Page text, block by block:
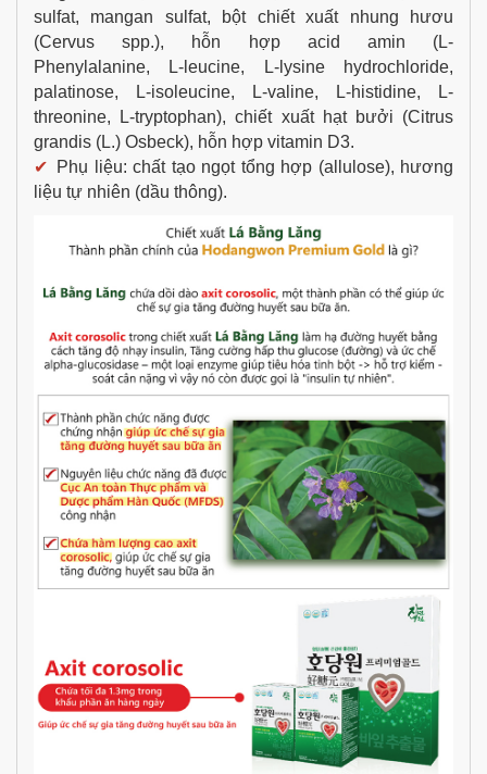
sulfat, mangan sulfat, bột chiết xuất nhung hươu
(Cervus spp.), hỗn hợp acid amin (L-
Phenylalanine, L-leucine, L-lysine hydrochloride,
palatinose, L-isoleucine, L-valine, L-histidine, L-
threonine, L-tryptophan), chiết xuất hạt bưởi (Citrus
grandis (L.) Osbeck), hỗn hợp vitamin D3.
✔
Phụ liệu: chất tạo ngọt tổng hợp (allulose), hương
liệu tự nhiên (dầu thông).